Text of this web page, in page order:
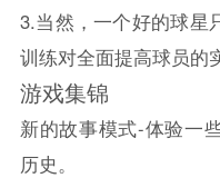
3.当然，一个好的球星
训练对全面提高球员的
游戏集锦
新的故事模式-体验一
历史。